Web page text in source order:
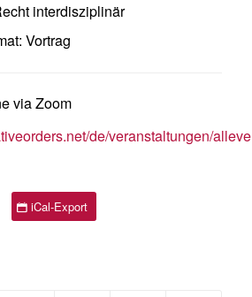
interdisziplinär
Vortrag
via Zoom
de/veranstaltungen/
iCal-Export